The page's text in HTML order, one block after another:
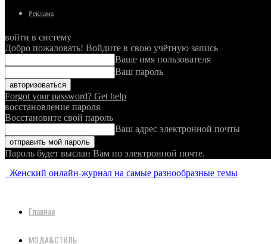
Реклама
войти в систему
Добро пожаловать! Войдите в свою учётную запись
Ваше имя пользователя
Ваш пароль
Forgot your password? Get help
восстановление пароля
Восстановите свой пароль
Ваш адрес электронной почты
Пароль будет выслан Вам по электронной почте.
Женский онлайн-журнал на самые разнообразные темы
Главная
МОДА&СТИЛЬ